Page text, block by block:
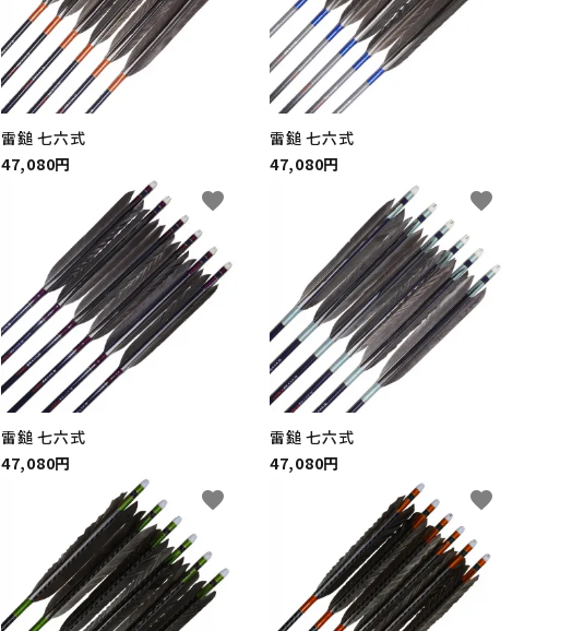
雷鎚 七六式
47,080円
雷鎚 七六式
47,080円
雷鎚 七六式
47,080円
favorite
雷鎚 七六式
47,080円
favorite
favorite favorite